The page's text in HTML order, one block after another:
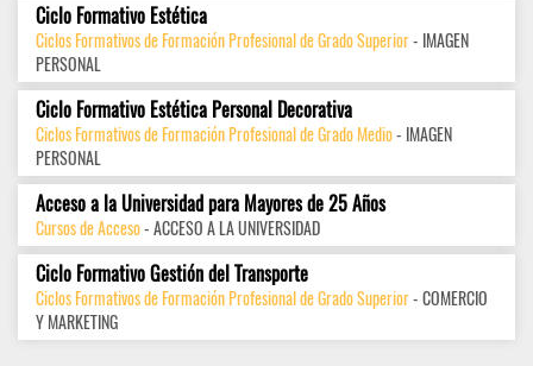
Ciclo Formativo Estética
Ciclos Formativos de Formación Profesional de Grado Superior- IMAGEN
PERSONAL
Ciclo Formativo Estética Personal Decorativa
Ciclos Formativos de Formación Profesional de Grado Medio- IMAGEN
PERSONAL
Acceso a la Universidad para Mayores de 25 Años
Cursos de Acceso- ACCESO A LA UNIVERSIDAD
Ciclo Formativo Gestión del Transporte
Ciclos Formativos de Formación Profesional de Grado Superior- COMERCIO
Y MARKETING